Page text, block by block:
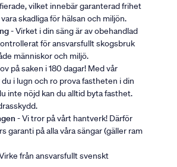
vilket innebär garanterad frihet
skadliga för hälsan och miljön.
- Virket i din säng är av obehandlad
för ansvarsfullt skogsbruk
människor och miljö.
på saken i 180 dagar! Med vår
i lugn och ro prova fastheten i din
inte nöjd kan du alltid byta fasthet.
- Vi tror på vårt hantverk! Därför
garanti på alla våra sängar (gäller ram
från ansvarsfullt svenskt